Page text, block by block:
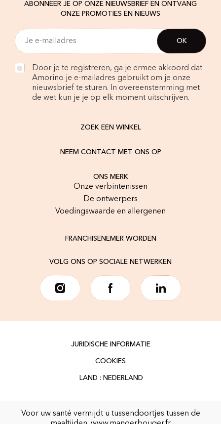
ABONNEER JE OP ONZE NIEUWSBRIEF EN ONTVANG
ONZE PROMOTIES EN NIEUWS
Door je te registreren, ga je ermee akkoord dat
Amorino je e-mailadres gebruikt om je onze
nieuwsbrief te sturen. In overeenstemming met
de wet kun je je op elk moment uitschrijven.
ZOEK EEN WINKEL
NEEM CONTACT MET ONS OP
ONS MERK
Onze verbintenissen
De ontwerpers
Voedingswaarde en allergenen
FRANCHISENEMER WORDEN
VOLG ONS OP SOCIALE NETWERKEN
JURIDISCHE INFORMATIE
COOKIES
Voor uw santé vermijdt u tussendoortjes tussen de